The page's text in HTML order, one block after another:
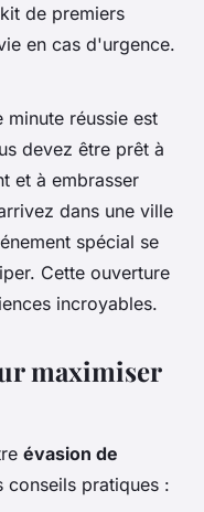
de premiers
en cas d'urgence.
réussie est
devez être prêt à
et à embrasser
dans une ville
spécial se
Cette ouverture
incroyables.
maximiser
évasion de
conseils pratiques :